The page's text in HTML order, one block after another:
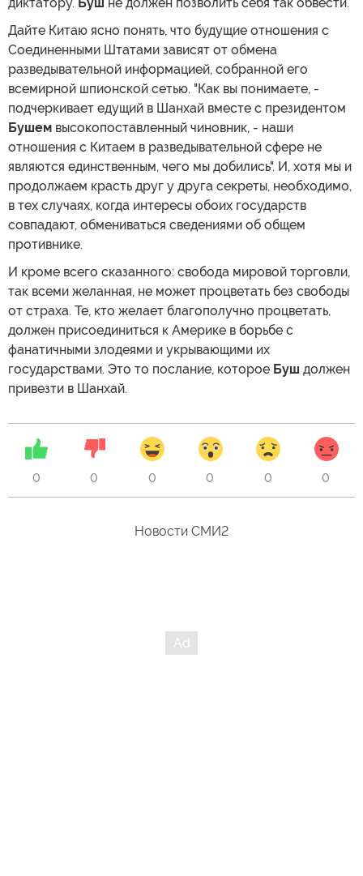
Дайте Китаю ясно понять, что будущие отношения с
Соединенными Штатами зависят от обмена
разведывательной информацией, собранной его
всемирной шпионской сетью. "Как вы понимаете, -
подчеркивает едущий в Шанхай вместе с президентом
Бушем высокопоставленный чиновник, - наши
отношения с Китаем в разведывательной сфере не
являются единственным, чего мы добились". И, хотя мы и
продолжаем красть друг у друга секреты, необходимо,
в тех случаях, когда интересы обоих государств
совпадают, обмениваться сведениями об общем
противнике.
И кроме всего сказанного: свобода мировой торговли,
так всеми желанная, не может процветать без свободы
от страха. Те, кто желает благополучно процветать,
должен присоединиться к Америке в борьбе с
фанатичными злодеями и укрывающими их
государствами. Это то послание, которое Буш должен
привезти в Шанхай.
0 0 0 0 0 0
Новости СМИ2